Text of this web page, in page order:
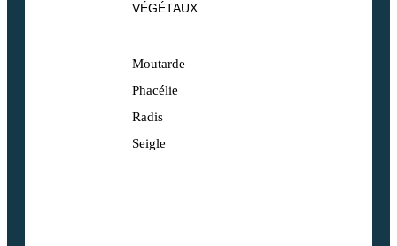
VÉGÉTAUX
Moutarde
Phacélie
Radis
Seigle